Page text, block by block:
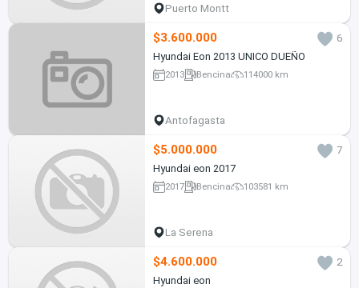
Puerto Montt
$3.600.000
6
Hyundai Eon 2013 UNICO DUEÑO
2013 Bencina 114000 km
Antofagasta
$5.000.000
7
Hyundai eon 2017
2017 Bencina 103581 km
La Serena
$4.600.000
2
Hyundai eon